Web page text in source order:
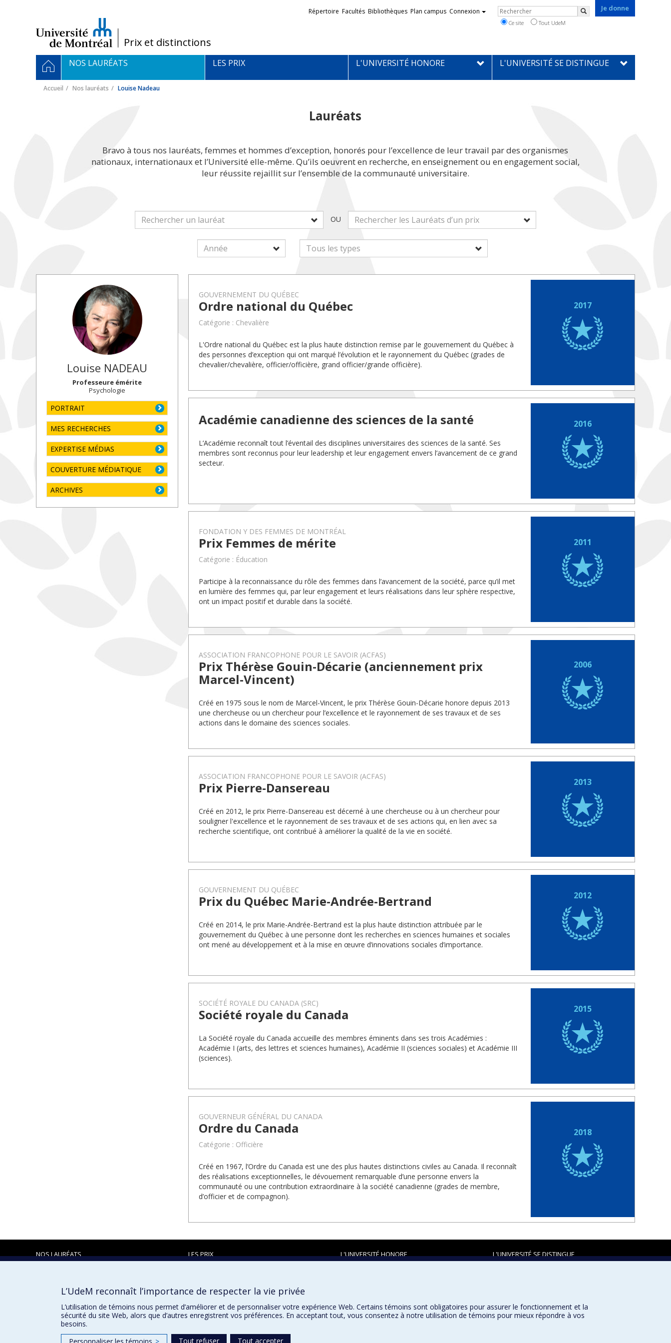
/Prix et distinctions
Je donne
Liens
externes
Répertoire Facultés Bibliothèques Plan campus Connexion Rechercher
Rechercher
Ce site Tout UdeM
Navigation
principale
ACCUEIL
NOS LAURÉATS LES PRIX L'UNIVERSITÉ HONORE L'UNIVERSITÉ SE DISTINGUE
Accueil Nos lauréats Louise Nadeau
Lauréats
Bravo à tous nos lauréats, femmes et hommes d’exception, honorés pour l’excellence de leur travail par des organismes
nationaux, internationaux et l’Université elle-même. Qu’ils oeuvrent en recherche, en enseignement ou en engagement social,
leur réussite rejaillit sur l’ensemble de la communauté universitaire.
OU
Louise NADEAU
Professeure émérite
Psychologie
PORTRAIT
MES RECHERCHES
EXPERTISE MÉDIAS
COUVERTURE MÉDIATIQUE
ARCHIVES
GOUVERNEMENT DU QUÉBEC
Ordre national du Québec
Catégorie : Chevalière
L'Ordre national du Québec est la plus haute distinction remise par le gouvernement du Québec à
des personnes d’exception qui ont marqué l’évolution et le rayonnement du Québec (grades de
chevalier/chevalière, officier/officière, grand officier/grande officière).
2017
Académie canadienne des sciences de la santé
L’Académie reconnaît tout l’éventail des disciplines universitaires des sciences de la santé. Ses
membres sont reconnus pour leur leadership et leur engagement envers l’avancement de ce grand
secteur.
2016
FONDATION Y DES FEMMES DE MONTRÉAL
Prix Femmes de mérite
Catégorie : Éducation
Participe à la reconnaissance du rôle des femmes dans l’avancement de la société, parce qu’il met
en lumière des femmes qui, par leur engagement et leurs réalisations dans leur sphère respective,
ont un impact positif et durable dans la société.
2011
ASSOCIATION FRANCOPHONE POUR LE SAVOIR (ACFAS)
Prix Thérèse Gouin-Décarie (anciennement prix
Marcel-Vincent)
Créé en 1975 sous le nom de Marcel-Vincent, le prix Thérèse Gouin-Décarie honore depuis 2013
une chercheuse ou un chercheur pour l’excellence et le rayonnement de ses travaux et de ses
actions dans le domaine des sciences sociales.
2006
ASSOCIATION FRANCOPHONE POUR LE SAVOIR (ACFAS)
Prix Pierre-Dansereau
Créé en 2012, le prix Pierre-Dansereau est décerné à une chercheuse ou à un chercheur pour
souligner l'excellence et le rayonnement de ses travaux et de ses actions qui, en lien avec sa
recherche scientifique, ont contribué à améliorer la qualité de la vie en société.
2013
GOUVERNEMENT DU QUÉBEC
Prix du Québec Marie-Andrée-Bertrand
Créé en 2014, le prix Marie-Andrée-Bertrand est la plus haute distinction attribuée par le
gouvernement du Québec à une personne dont les recherches en sciences humaines et sociales
ont mené au développement et à la mise en œuvre d’innovations sociales d’importance.
2012
SOCIÉTÉ ROYALE DU CANADA (SRC)
Société royale du Canada
La Société royale du Canada accueille des membres éminents dans ses trois Académies :
Académie I (arts, des lettres et sciences humaines), Académie II (sciences sociales) et Académie III
(sciences).
2015
GOUVERNEUR GÉNÉRAL DU CANADA
Ordre du Canada
Catégorie : Officière
Créé en 1967, l’Ordre du Canada est une des plus hautes distinctions civiles au Canada. Il reconnaît
des réalisations exceptionnelles, le dévouement remarquable d’une personne envers la
communauté ou une contribution extraordinaire à la société canadienne (grades de membre,
d’officier et de compagnon).
2018
NOS LAURÉATS LES PRIX L'UNIVERSITÉ HONORE L'UNIVERSITÉ SE DISTINGUE
Prix et distinctions
Plan du site|Accessibilité
L’UdeM reconnaît l’importance de respecter la vie privée
L’utilisation de témoins nous permet d’améliorer et de personnaliser votre expérience Web. Certains témoins sont obligatoires pour assurer le fonctionnement et la
sécurité du site Web, alors que d’autres enregistrent vos préférences. En acceptant tout, vous consentez à notre utilisation de témoins pour mieux répondre à vos
besoins.
Tout refuser Tout accepter